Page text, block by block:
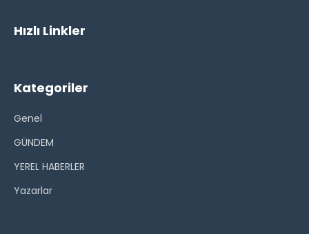
Hızlı Linkler
Kategoriler
Genel
GÜNDEM
YEREL HABERLER
Yazarlar